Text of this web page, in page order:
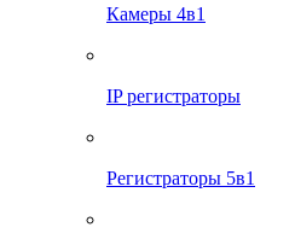
Камеры 4в1
IP регистраторы
Регистраторы 5в1